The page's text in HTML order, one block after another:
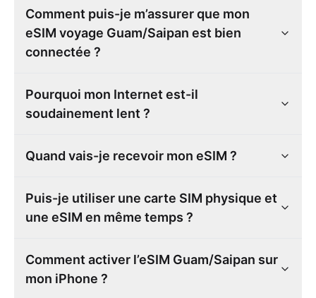
Comment puis-je m’assurer que mon
eSIM voyage Guam/Saipan est bien
connectée ?
Pourquoi mon Internet est-il
soudainement lent ?
Quand vais-je recevoir mon eSIM ?
Puis-je utiliser une carte SIM physique et
une eSIM en même temps ?
Comment activer l’eSIM Guam/Saipan sur
mon iPhone ?